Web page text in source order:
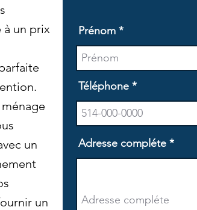
à un prix
un
un
Prénom
Téléphone
Adresse compléte